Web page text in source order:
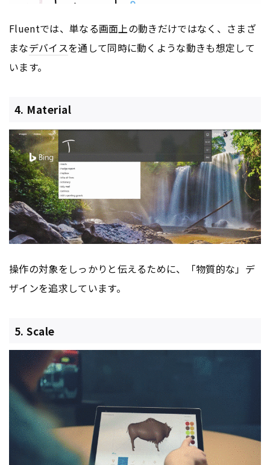
Fluentでは、単なる画面上の動きだけではなく、さまざ
まなデバイスを通して同時に動くような動きも想定して
います。
4. Material
操作の対象をしっかりと伝えるために、「物質的な」デ
ザインを追求しています。
5. Scale